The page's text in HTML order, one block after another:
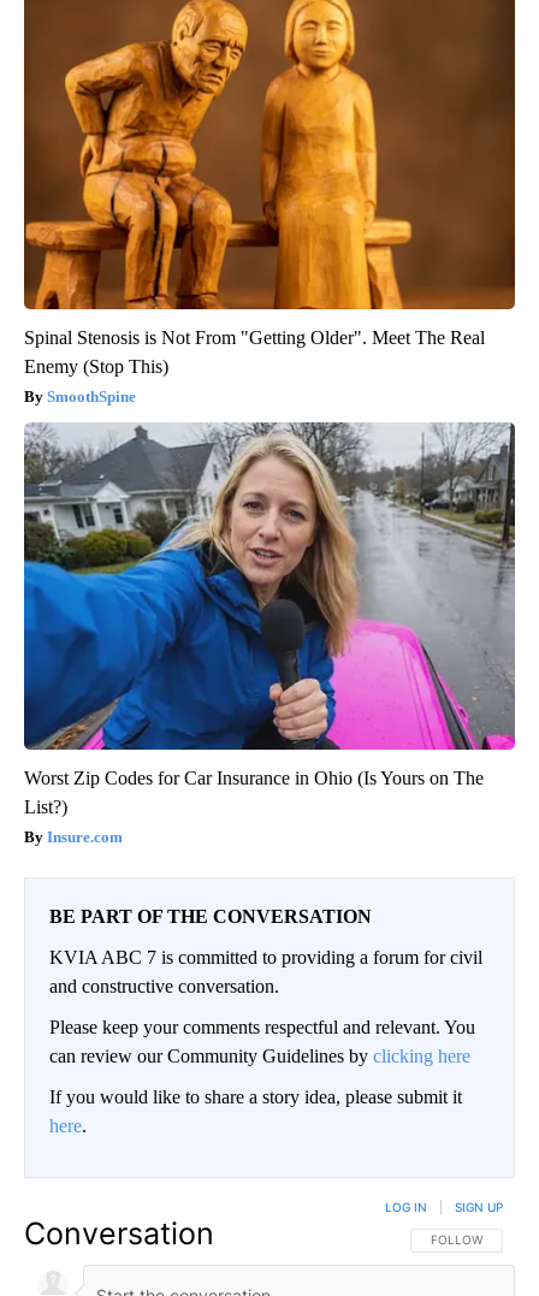
Spinal Stenosis is Not From "Getting Older". Meet The Real
Enemy (Stop This)
SmoothSpine
Worst Zip Codes for Car Insurance in Ohio (Is Yours on The
List?)
Insure.com
BE PART OF THE CONVERSATION
KVIA ABC 7 is committed to providing a forum for civil
and constructive conversation.
Please keep your comments respectful and relevant. You
can review our Community Guidelines by clicking here
If you would like to share a story idea, please submit it
here.
Conversation FOLLOW THIS
FOLLOW
LOG IN SIGN UP